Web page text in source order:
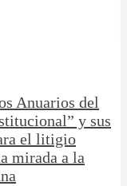
Anuarios del
y sus
el litigio
mirada a la